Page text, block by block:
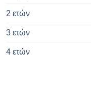
2 ετών
3 ετών
4 ετών